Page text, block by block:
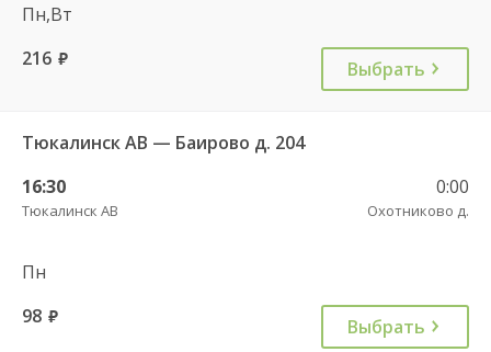
Пн,Вт
216 руб. Выбрать
Тюкалинск АВ — Баирово д. 204
16:30
Тюкалинск АВ
0:00
Охотниково д.
Пн
98 руб. Выбрать